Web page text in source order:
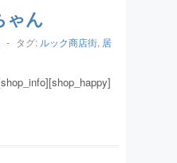
ゃん
- タグ: ルック商店街, 居